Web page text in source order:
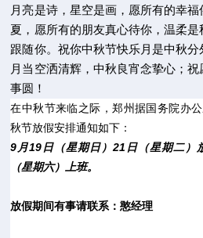
月亮是诗，星空是画，愿所有的幸
夏，愿所有的朋友真心待你，温柔是
跟随你。祝你中秋节快乐月是中秋分
月当空洒清辉，中秋良宵念挚心；
事圆！
在中秋节来临之际，郑州据国务院办
秋节放假安排通知如下：
9 月19日（星期日）21 日（星期二）
（星期六）上班。
放假期间有事请联系：憨经理